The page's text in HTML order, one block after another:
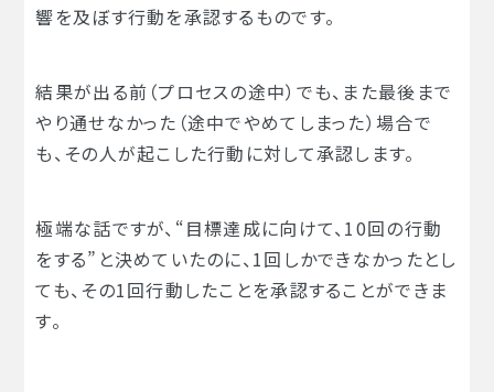
響を及ぼす行動を承認するものです。
結果が出る前（プロセスの途中）でも、また最後まで
やり通せなかった（途中でやめてしまった）場合で
も、その人が起こした行動に対して承認します。
極端な話ですが、“目標達成に向けて、10回の行動
をする”と決めていたのに、1回しかできなかったとし
ても、その1回行動したことを承認することができま
す。